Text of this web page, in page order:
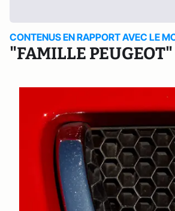
CONTENUS EN RAPPORT AVEC LE
"FAMILLE PEUGEOT"